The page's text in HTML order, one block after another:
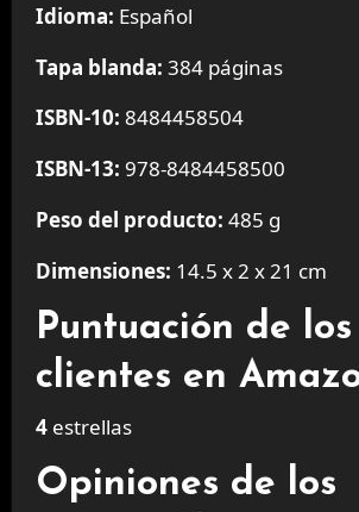
Idioma: Español
Tapa blanda: 384 páginas
ISBN-10: 8484458504
ISBN-13: 978-8484458500
Peso del producto: 485 g
Dimensiones: 14.5 x 2 x 21 cm
Puntuación de los
clientes en
4estrellas
Opiniones de los